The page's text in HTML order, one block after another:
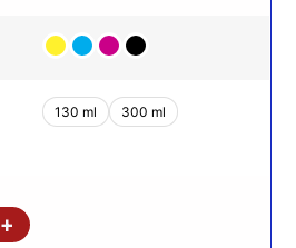
130 ml 300 ml
+